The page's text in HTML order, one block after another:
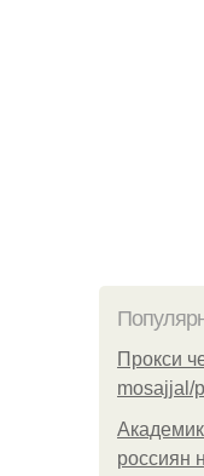
Прокси
mosajjal/
россиян